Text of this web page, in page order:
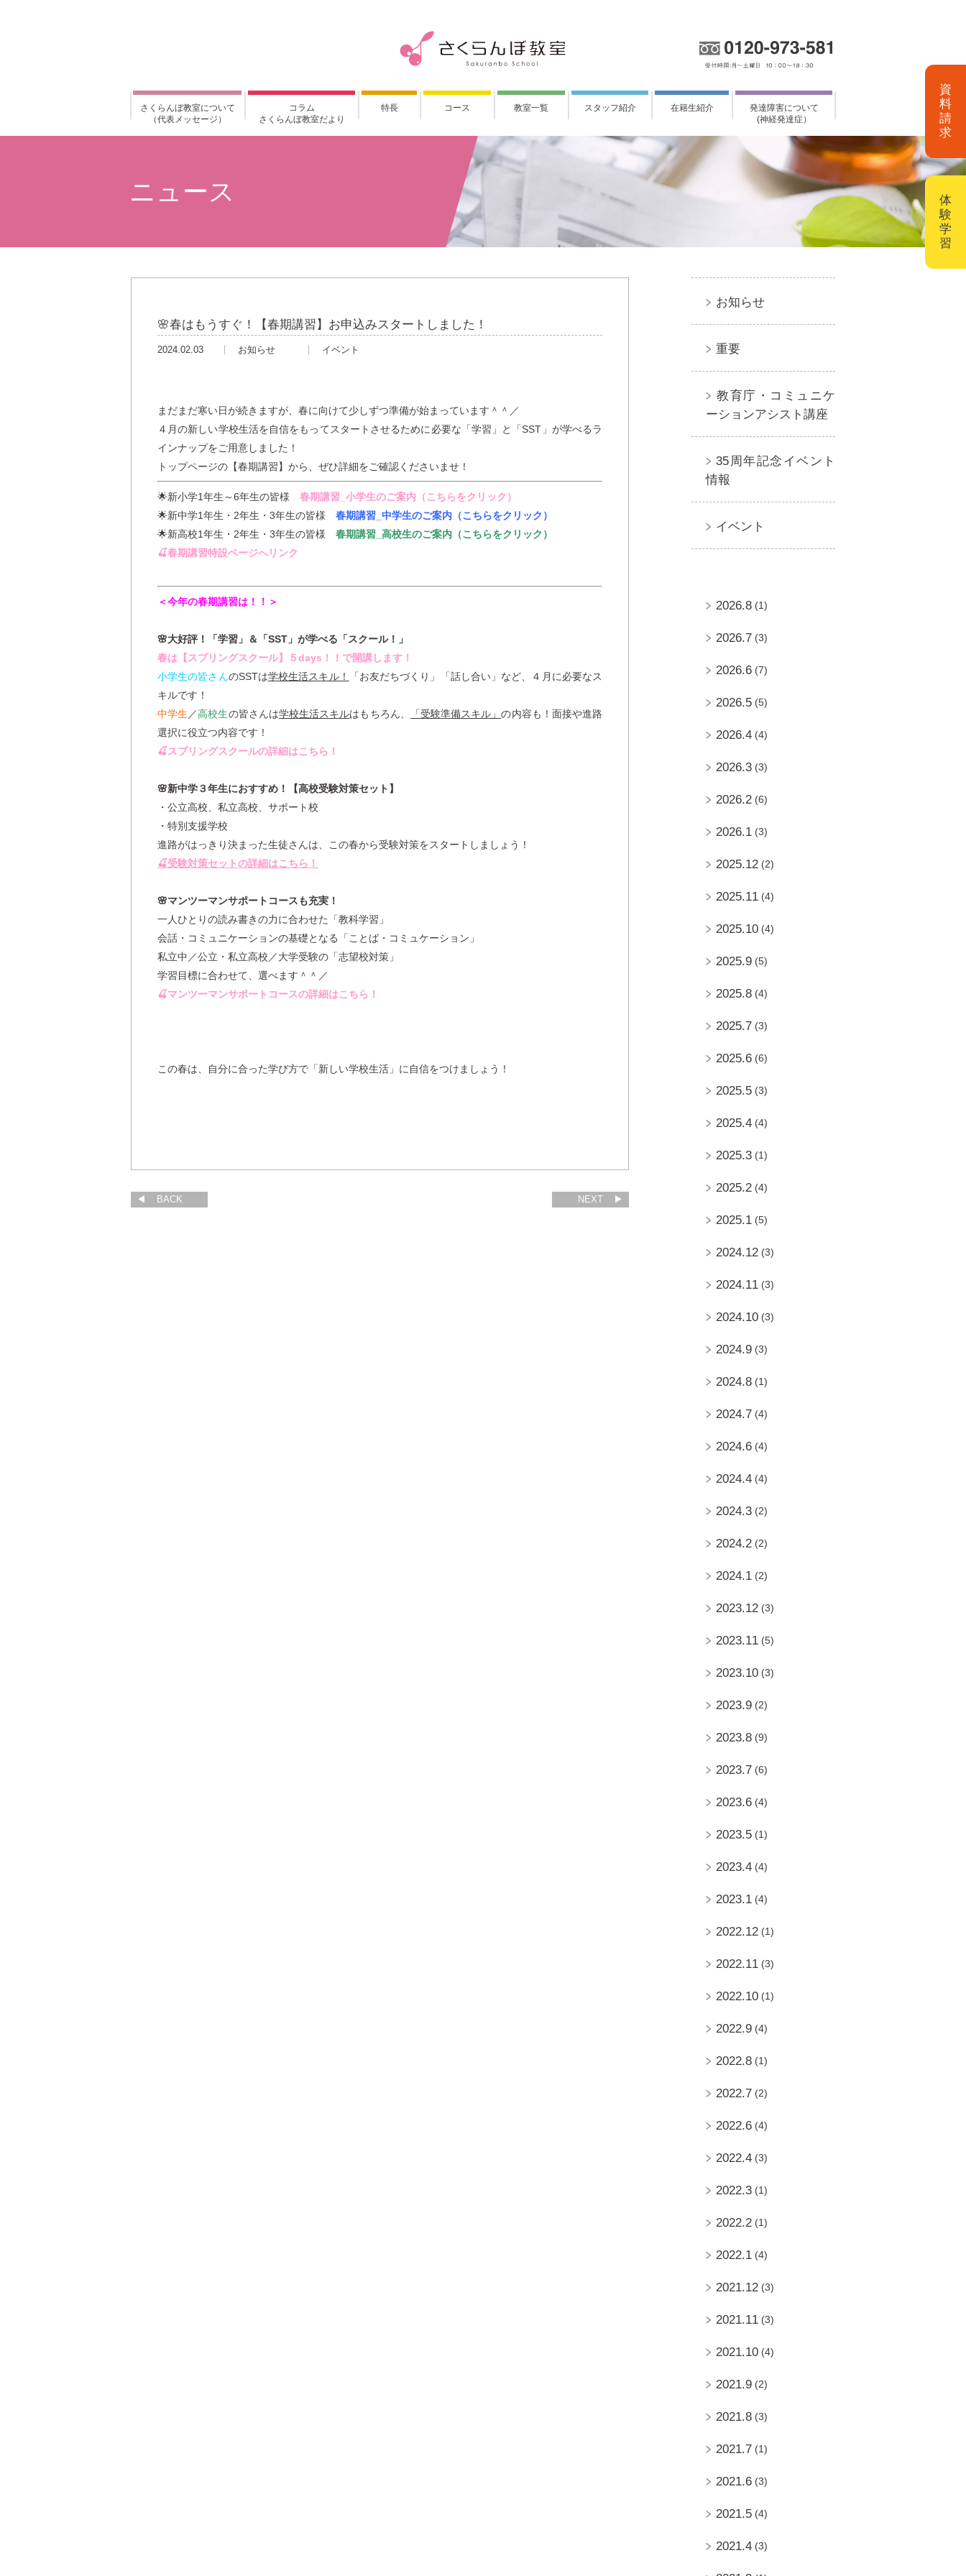
さくらんぼ教室について
（代表メッセージ）
コラム
さくらんぼ教室だより
特長 コース 教室一覧 スタッフ紹介 在籍生紹介
発達障害について
(神経発達症）
ニュース
🌸春はもうすぐ！【春期講習】お申込みスタートしました！
2024.02.03 お知らせ イベント
まだまだ寒い日が続きますが、春に向けて少しずつ準備が始まっています＾＾／
４月の新しい学校生活を自信をもってスタートさせるために必要な「学習」と「SST」が学べるラ
インナップをご用意しました！
トップページの【春期講習】から、ぜひ詳細をご確認くださいませ！
🌟新小学1年生～6年生の皆様 春期講習_小学生のご案内（こちらをクリック）
🌟新中学1年生・2年生・3年生の皆様 春期講習_中学生のご案内（こちらをクリック）
🌟新高校1年生・2年生・3年生の皆様 春期講習_高校生のご案内（こちらをクリック）
🍒春期講習特設ページへリンク
＜今年の春期講習は！！＞
🌸大好評！「学習」＆「SST」が学べる「スクール！」
春は【スプリングスクール】５days！！で開講します！
小学生の皆さんのSSTは学校生活スキル！
「お友だちづくり」「話し合い」など、４月に必要なス
キルです！
中学生 ／高校生の皆さんは学校生活スキルはもちろん、 「受験準備スキル」の内容も！面接や進路
選択に役立つ内容です！
🍒スプリングスクールの詳細はこちら！
🌸新中学３年生におすすめ！【高校受験対策セット】
・公立高校、私立高校、サポート校
・特別支援学校
進路がはっきり決まった生徒さんは、この春から受験対策をスタートしましょう！
🍒受験対策セットの詳細はこちら！
🌸マンツーマンサポートコースも充実！
一人ひとりの読み書きの力に合わせた「教科学習」
会話・コミュニケーションの基礎となる「ことば・コミュケーション」
私立中／公立・私立高校／大学受験の「志望校対策」
学習目標に合わせて、選べます＾＾／
🍒マンツーマンサポートコースの詳細はこちら！
この春は、自分に合った学び方で「新しい学校生活」に自信をつけましょう！
BACK NEXT
お知らせ
重要
教育庁・コミュニケ
ーションアシスト講座
35周年記念イベント
情報
イベント
2026.8 (1)
2026.7 (3)
2026.6 (7)
2026.5 (5)
2026.4 (4)
2026.3 (3)
2026.2 (6)
2026.1 (3)
2025.12 (2)
2025.11 (4)
2025.10 (4)
2025.9 (5)
2025.8 (4)
2025.7 (3)
2025.6 (6)
2025.5 (3)
2025.4 (4)
2025.3 (1)
2025.2 (4)
2025.1 (5)
2024.12 (3)
2024.11 (3)
2024.10 (3)
2024.9 (3)
2024.8 (1)
2024.7 (4)
2024.6 (4)
2024.4 (4)
2024.3 (2)
2024.2 (2)
2024.1 (2)
2023.12 (3)
2023.11 (5)
2023.10 (3)
2023.9 (2)
2023.8 (9)
2023.7 (6)
2023.6 (4)
2023.5 (1)
2023.4 (4)
2023.1 (4)
2022.12 (1)
2022.11 (3)
2022.10 (1)
2022.9 (4)
2022.8 (1)
2022.7 (2)
2022.6 (4)
2022.4 (3)
2022.3 (1)
2022.2 (1)
2022.1 (4)
2021.12 (3)
2021.11 (3)
2021.10 (4)
2021.9 (2)
2021.8 (3)
2021.7 (1)
2021.6 (3)
2021.5 (4)
2021.4 (3)
資
料
請
求
体
験
学
習